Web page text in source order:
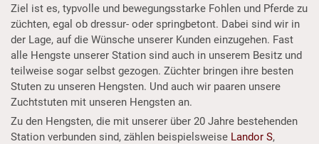
Ziel ist es, typvolle und bewegungsstarke Fohlen und Pferde zu
züchten, egal ob dressur- oder springbetont. Dabei sind wir in
der Lage, auf die Wünsche unserer Kunden einzugehen. Fast
alle Hengste unserer Station sind auch in unserem Besitz und
teilweise sogar selbst gezogen. Züchter bringen ihre besten
Stuten zu unseren Hengsten. Und auch wir paaren unsere
Zuchtstuten mit unseren Hengsten an.
Zu den Hengsten, die mit unserer über 20 Jahre bestehenden
Station verbunden sind, zählen beispielsweise Landor S,